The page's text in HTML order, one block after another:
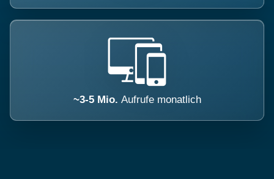
~3-5 Mio. Aufrufe monatlich